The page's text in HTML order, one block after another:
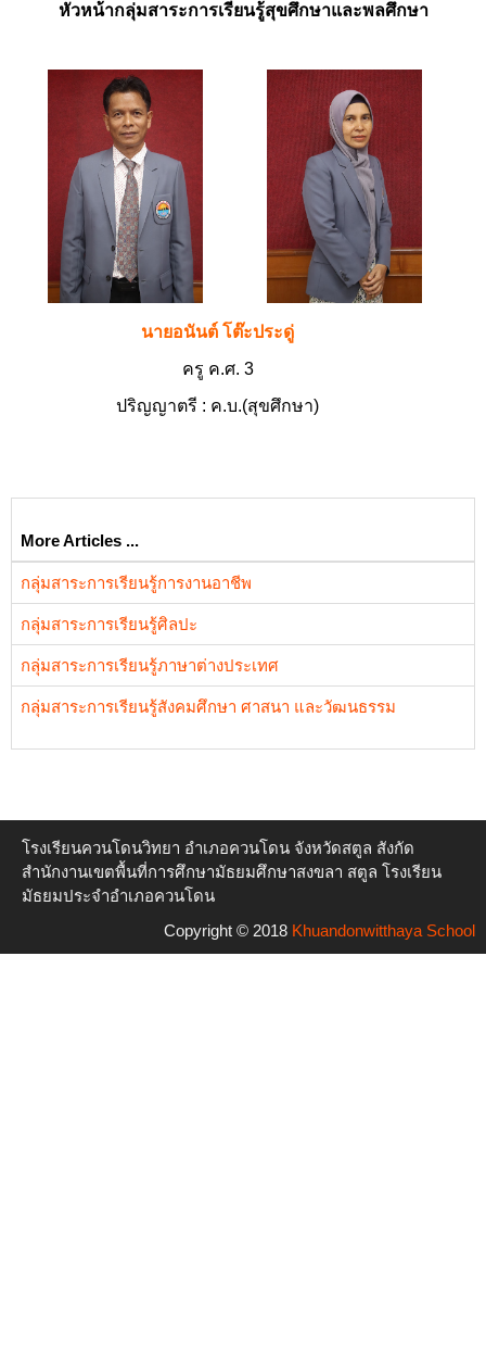
หัวหน้ากลุ่มสาระการเรียนรู้สุขศึกษาและพลศึกษา
นายอนันต์ โต๊ะประดู่
ครู ค.ศ. 3
ปริญญาตรี : ค.บ.(สุขศึกษา)
More Articles ...
กลุ่มสาระการเรียนรู้การงานอาชีพ
กลุ่มสาระการเรียนรู้ศิลปะ
กลุ่มสาระการเรียนรู้ภาษาต่างประเทศ
กลุ่มสาระการเรียนรู้สังคมศึกษา ศาสนา และวัฒนธรรม
โรงเรียนควนโดนวิทยา อำเภอควนโดน จังหวัดสตูล สังกัด
สำนักงานเขตพื้นที่การศึกษามัธยมศึกษาสงขลา สตูล โรงเรียน
มัธยมประจำอำเภอควนโดน
Copyright © 2018 Khuandonwitthaya School